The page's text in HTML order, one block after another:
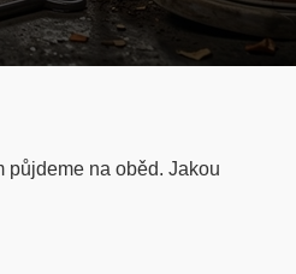
půjdeme na oběd. Jakou